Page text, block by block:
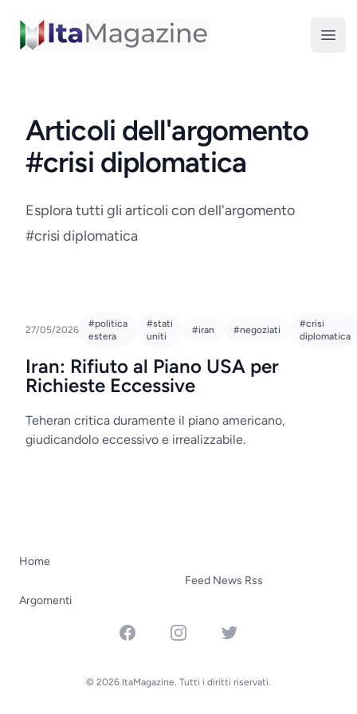
ItaMagazine
Articoli dell'argomento
#crisi diplomatica
Esplora tutti gli articoli con dell'argomento
#crisi diplomatica
27/05/2026
#politica
estera
#stati
uniti
#iran #negoziati
#crisi
diplomatica
Iran: Rifiuto al Piano USA per
Richieste Eccessive
Teheran critica duramente il piano americano,
giudicandolo eccessivo e irrealizzabile.
Home
Argomenti
Feed News Rss
FacebookInstagramTwitter
© 2026 ItaMagazine. Tutti i diritti riservati.